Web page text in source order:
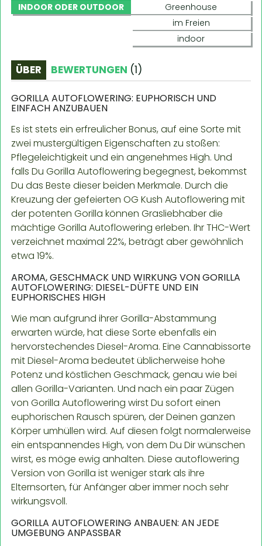
INDOOR ODER OUTDOOR
Greenhouse
im Freien
indoor
ÜBER BEWERTUNGEN (1)
GORILLA AUTOFLOWERING: EUPHORISCH UND
EINFACH ANZUBAUEN
Es ist stets ein erfreulicher Bonus, auf eine Sorte mit
zwei mustergültigen Eigenschaften zu stoßen:
Pflegeleichtigkeit und ein angenehmes High. Und
falls Du Gorilla Autoflowering begegnest, bekommst
Du das Beste dieser beiden Merkmale. Durch die
Kreuzung der gefeierten OG Kush Autoflowering mit
der potenten Gorilla können Grasliebhaber die
mächtige Gorilla Autoflowering erleben. Ihr THC-Wert
verzeichnet maximal 22%, beträgt aber gewöhnlich
etwa 19%.
AROMA, GESCHMACK UND WIRKUNG VON GORILLA
AUTOFLOWERING: DIESEL-DÜFTE UND EIN
EUPHORISCHES HIGH
Wie man aufgrund ihrer Gorilla-Abstammung
erwarten würde, hat diese Sorte ebenfalls ein
hervorstechendes Diesel-Aroma. Eine Cannabissorte
mit Diesel-Aroma bedeutet üblicherweise hohe
Potenz und köstlichen Geschmack, genau wie bei
allen Gorilla-Varianten. Und nach ein paar Zügen
von Gorilla Autoflowering wirst Du sofort einen
euphorischen Rausch spüren, der Deinen ganzen
Körper umhüllen wird. Auf diesen folgt normalerweise
ein entspannendes High, von dem Du Dir wünschen
wirst, es möge ewig anhalten. Diese autoflowering
Version von Gorilla ist weniger stark als ihre
Elternsorten, für Anfänger aber immer noch sehr
wirkungsvoll.
GORILLA AUTOFLOWERING ANBAUEN: AN JEDE
UMGEBUNG ANPASSBAR